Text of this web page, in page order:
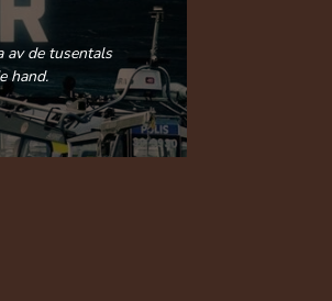
av de tusentals
hand.